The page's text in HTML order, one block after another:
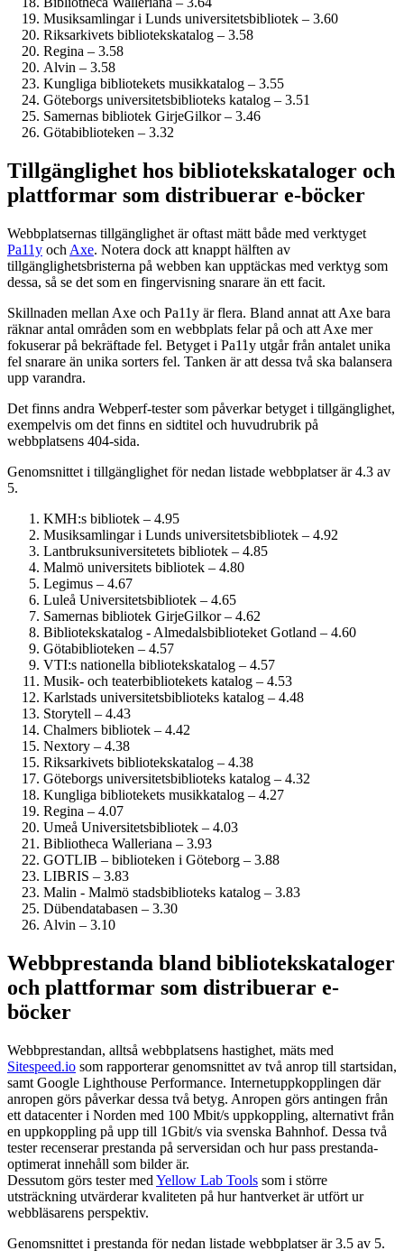
Musiksamlingar i Lunds universitetsbibliotek – 3.60
Riksarkivets bibliotekskatalog – 3.58
Regina – 3.58
Alvin – 3.58
Kungliga bibliotekets musikkatalog – 3.55
Göteborgs universitetsbiblioteks katalog – 3.51
Samernas bibliotek GirjeGilkor – 3.46
Götabiblioteken – 3.32
Tillgänglighet hos bibliotekskataloger och
plattformar som distribuerar e-böcker
Webbplatsernas tillgänglighet är oftast mätt både med verktyget
Pa11y och Axe. Notera dock att knappt hälften av
tillgänglighetsbristerna på webben kan upptäckas med verktyg som
dessa, så se det som en fingervisning snarare än ett facit.
Skillnaden mellan Axe och Pa11y är flera. Bland annat att Axe bara
räknar antal områden som en webbplats felar på och att Axe mer
fokuserar på bekräftade fel. Betyget i Pa11y utgår från antalet unika
fel snarare än unika sorters fel. Tanken är att dessa två ska balansera
upp varandra.
Det finns andra Webperf-tester som påverkar betyget i tillgänglighet,
exempelvis om det finns en sidtitel och huvudrubrik på
webbplatsens 404-sida.
Genomsnittet i tillgänglighet för nedan listade webbplatser är 4.3 av
5.
KMH:s bibliotek – 4.95
Musiksamlingar i Lunds universitetsbibliotek – 4.92
Lantbruksuniversitetets bibliotek – 4.85
Malmö universitets bibliotek – 4.80
Legimus – 4.67
Luleå Universitetsbibliotek – 4.65
Samernas bibliotek GirjeGilkor – 4.62
Bibliotekskatalog - Almedalsbiblioteket Gotland – 4.60
Götabiblioteken – 4.57
VTI:s nationella bibliotekskatalog – 4.57
Musik- och teaterbibliotekets katalog – 4.53
Karlstads universitetsbiblioteks katalog – 4.48
Storytell – 4.43
Chalmers bibliotek – 4.42
Nextory – 4.38
Riksarkivets bibliotekskatalog – 4.38
Göteborgs universitetsbiblioteks katalog – 4.32
Kungliga bibliotekets musikkatalog – 4.27
Regina – 4.07
Umeå Universitetsbibliotek – 4.03
Bibliotheca Walleriana – 3.93
GOTLIB – biblioteken i Göteborg – 3.88
LIBRIS – 3.83
Malin - Malmö stadsbiblioteks katalog – 3.83
Dübendatabasen – 3.30
Alvin – 3.10
Webbprestanda bland bibliotekskataloger
och plattformar som distribuerar e-
böcker
Webbprestandan, alltså webbplatsens hastighet, mäts med
Sitespeed.io som rapporterar genomsnittet av två anrop till startsidan,
samt Google Lighthouse Performance. Internet­uppkopplingen där
anropen görs påverkar dessa två betyg. Anropen görs antingen från
ett datacenter i Norden med 100 Mbit/s uppkoppling, alternativt från
en uppkoppling på upp till 1Gbit/s via svenska Bahnhof. Dessa två
tester recenserar prestanda på serversidan och hur pass prestanda­
optimerat innehåll som bilder är.
Dessutom görs tester med Yellow Lab Tools som i större
utsträckning utvärderar kvaliteten på hur hantverket är utfört ur
webbläsarens perspektiv.
Genomsnittet i prestanda för nedan listade webbplatser är 3.5 av 5.